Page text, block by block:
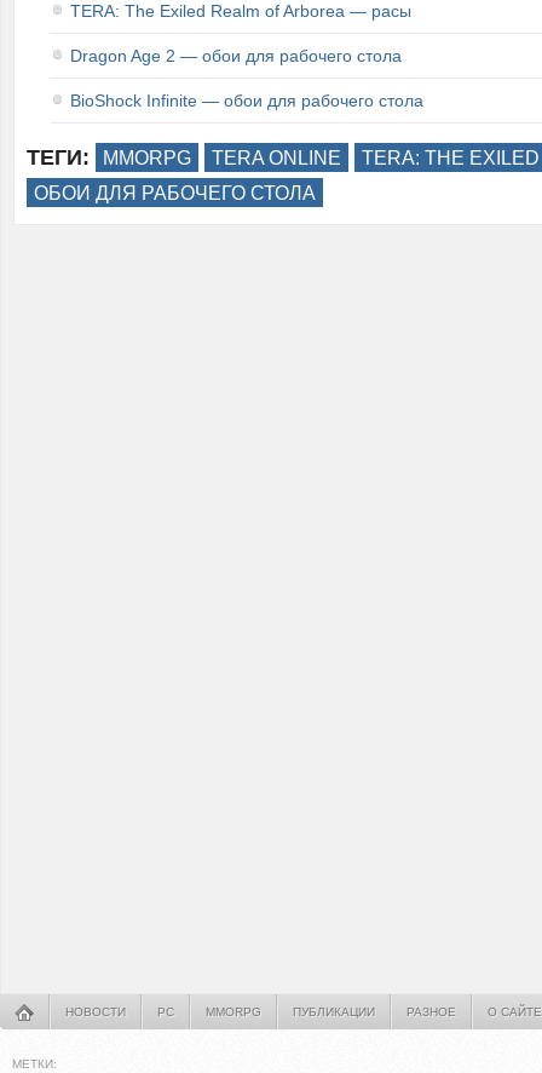
TERA: The Exiled Realm of Arborea — расы
Dragon Age 2 — обои для рабочего стола
BioShock Infinite — обои для рабочего стола
ТЕГИ: MMORPG TERA ONLINE
TERA: THE
ОБОИ ДЛЯ РАБОЧЕГО СТОЛА
НОВОСТИ PC MMORPG ПУБЛИКАЦИИ РАЗНОЕ О САЙТЕ
МЕТКИ: